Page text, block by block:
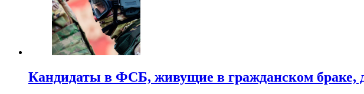
Кандидаты в ФСБ, живущие в гражданском браке,